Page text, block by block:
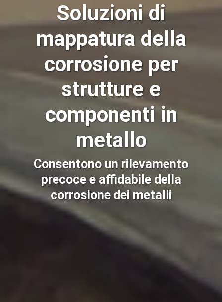
Soluzioni di
mappatura della
corrosione per
strutture e
componenti in
metallo
Consentono un rilevamento
precoce e affidabile della
corrosione dei metalli